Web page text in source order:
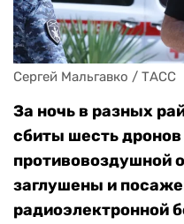
Сергей Мальгавко / ТАСС
За ночь в разных
сбиты шесть
противовоздушной
заглушены и
радиоэлектронной